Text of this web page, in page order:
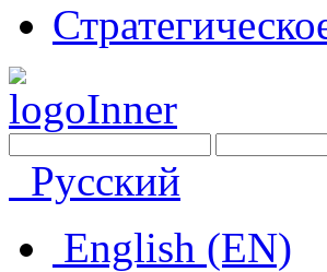
Русский
English (EN)